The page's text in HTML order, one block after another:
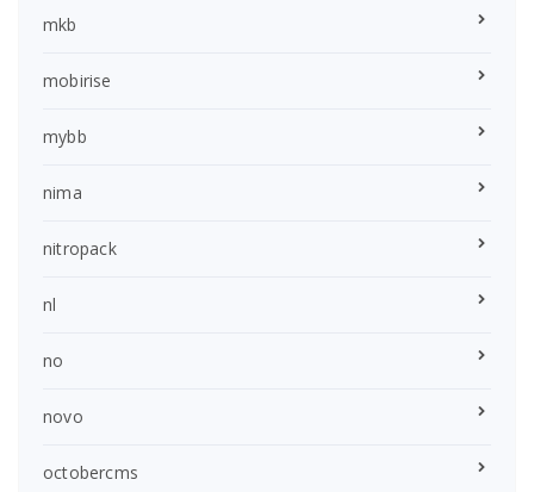
mkb
mobirise
mybb
nima
nitropack
nl
no
novo
octobercms